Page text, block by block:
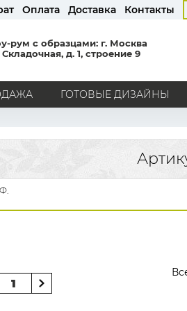
Оплата Доставка Контакты
рум с образцами: г. Москва
Складочная, д. 1, строение 9
ГОТОВЫЕ ДИЗАЙНЫ
Америка
Англия Бельгия
Голландия
Россия
Zambaiti
Hygge Roll